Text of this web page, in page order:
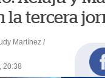
la tercera
Martínez /
20:38